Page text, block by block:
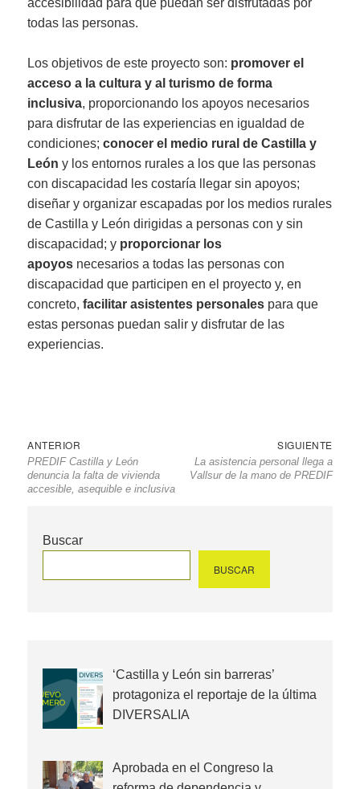
todas las personas.
Los objetivos de este proyecto son: promover el
acceso a la cultura y al turismo de forma
inclusiva, proporcionando los apoyos necesarios
para disfrutar de las experiencias en igualdad de
condiciones;conocer el medio rural de Castilla y
León y los entornos rurales a los que las personas
con discapacidad les costaría llegar sin apoyos;
diseñar y organizar escapadas por los medios rurales
de Castilla y León dirigidas a personas con y sin
discapacidad; y proporcionar los
apoyos necesarios a todas las personas con
discapacidad que participen en el proyecto y, en
concreto,facilitar asistentes personales para que
estas personas puedan salir y disfrutar de las
experiencias.
Navegación
de
entradas
ANTERIOR
anterior
PREDIF Castilla y León
denuncia la falta de vivienda
accesible, asequible e inclusiva
SIGUIENTE
La asistencia personal llega a
Vallsur de la mano de PREDIF
Buscar
BUSCAR
‘Castilla y León sin barreras’
protagoniza el reportaje de la última
DIVERSALIA
Aprobada en el Congreso la